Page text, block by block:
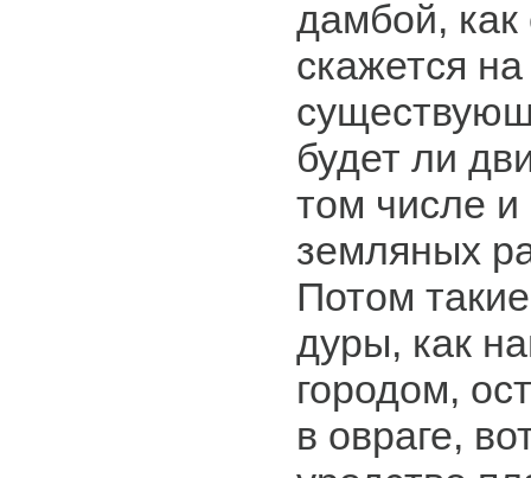
дамбой, как
скажется
будет ли
том числе
земляных
Потом
дуры, как
городом,
в овраге,